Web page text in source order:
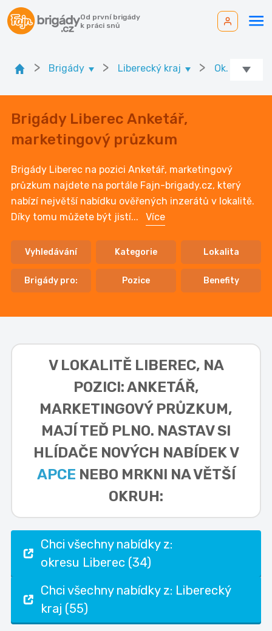
Od první brigády
k práci snů
> Brigády > Liberecký kraj > Ok. Liberec
Brigády Liberec Anketář,
marketingový průzkum
Brigády Liberec na pozici Anketář, marketingový
průzkum najdete na portále Fajn-brigady.cz, který
nabízí největší nabídku ověřených inzerátů v lokalitě.
Díky tomu můžete být jistí... Více
Vyhledávání Kategorie Lokalita
Brigády pro: Pozice Benefity
V LOKALITĚ LIBEREC, NA
POZICI: ANKETÁŘ,
MARKETINGOVÝ PRŮZKUM,
MAJÍ TEĎ PLNO. NASTAV SI
HLÍDAČE NOVÝCH NABÍDEK V
APCE NEBO MRKNI NA VĚTŠÍ
OKRUH:
Chci všechny nabídky z:
okresu Liberec (34)
Chci všechny nabídky z: Liberecký
kraj (55)